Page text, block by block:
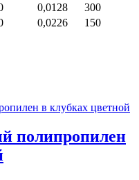
0,0128
300
0,0226 150
полипропилен